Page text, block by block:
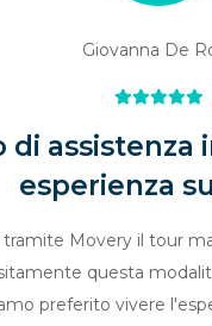
Giovanna De
di assistenza
esperienza
Movery il tour
questa
preferito vivere